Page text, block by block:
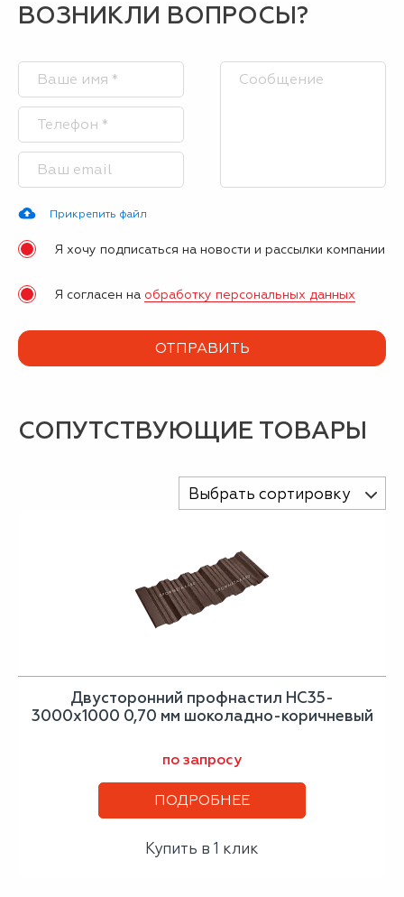
ВОЗНИКЛИ ВОПРОСЫ?
Прикрепить файл
Я хочу подписаться на новости и рассылки компании
Я согласен на обработку персональных данных
СОПУТСТВУЮЩИЕ ТОВАРЫ
Выбрать сортировку
Двусторонний профнастил НС35-
3000х1000 0,70 мм шоколадно-коричневый
по запросу
ПОДРОБНЕЕ
Купить в 1 клик